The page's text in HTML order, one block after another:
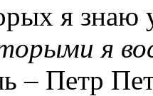
я знаю
я
– Петр